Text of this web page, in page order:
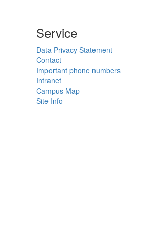
Service
Data Privacy Statement
Contact
Important phone numbers
Intranet
Campus Map
Site Info